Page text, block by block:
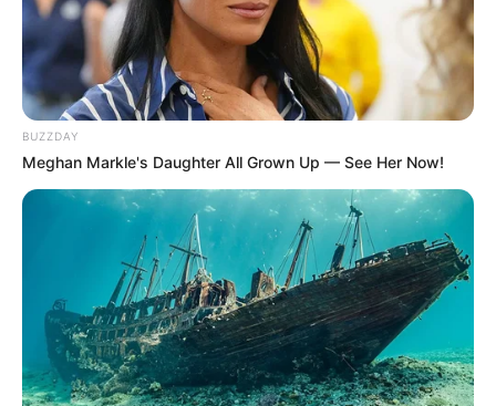
BUZZDAY
Meghan Markle's Daughter All Grown Up — See Her Now!